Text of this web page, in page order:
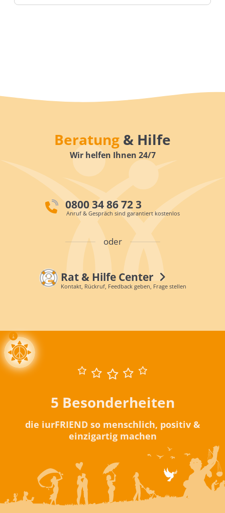
Beratung & Hilfe
Wir helfen Ihnen 24/7
0800 34 86 72 3
Anruf & Gespräch sind garantiert kostenlos
oder
Rat & Hilfe Center
Kontakt, Rückruf, Feedback geben, Frage stellen
5 Besonderheiten
die iurFRIEND so menschlich, positiv &
einzigartig machen